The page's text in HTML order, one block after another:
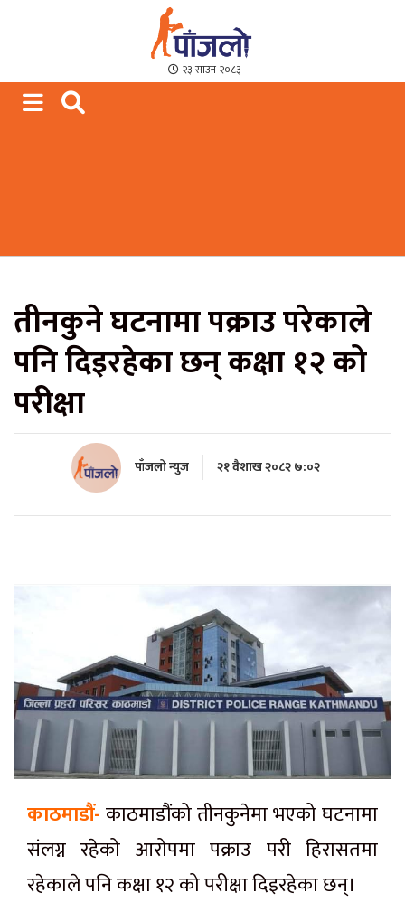
Paajalo News
We are from Far West Nepal
२३ साउन २०८३
तीनकुने घटनामा पक्राउ परेकाले
पनि दिइरहेका छन् कक्षा १२ को
परीक्षा
पाँजलो न्युज २१ वैशाख २०८२ ७:०२
काठमाडौं-काठमाडौंको तीनकुनेमा भएको घटनामा
संलग्न रहेको आरोपमा पक्राउ परी हिरासतमा
रहेकाले पनि कक्षा १२ को परीक्षा दिइरहेका छन्।